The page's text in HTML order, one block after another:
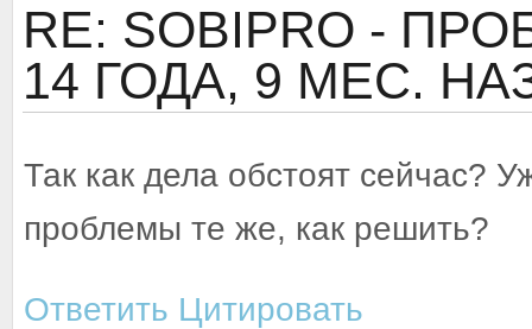
RE: SOBIPRO -
14 ГОДА, 9 МЕС.
Так как дела обстоят сейчас?
проблемы те же, как решить?
Ответить Цитировать